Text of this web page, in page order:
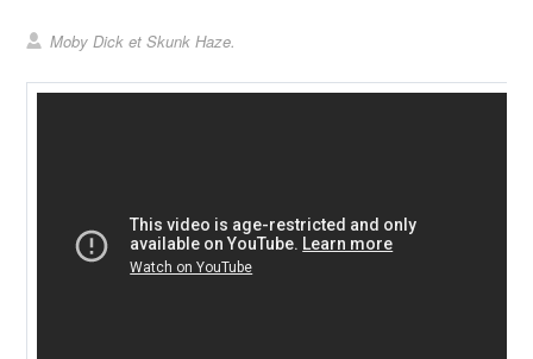
Moby Dick et Skunk Haze.